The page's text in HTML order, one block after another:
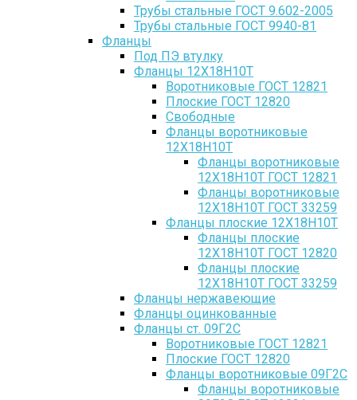
Трубы стальные ГОСТ 9.602-2005
Трубы стальные ГОСТ 9940-81
Фланцы
Под ПЭ втулку
Фланцы 12Х18Н10Т
Воротниковые ГОСТ 12821
Плоские ГОСТ 12820
Свободные
Фланцы воротниковые
12Х18Н10Т
Фланцы воротниковые
12Х18Н10Т ГОСТ 12821
Фланцы воротниковые
12Х18Н10Т ГОСТ 33259
Фланцы плоские 12Х18Н10Т
Фланцы плоские
12Х18Н10Т ГОСТ 12820
Фланцы плоские
12Х18Н10Т ГОСТ 33259
Фланцы нержавеющие
Фланцы оцинкованные
Фланцы ст. 09Г2С
Воротниковые ГОСТ 12821
Плоские ГОСТ 12820
Фланцы воротниковые 09Г2С
Фланцы воротниковые